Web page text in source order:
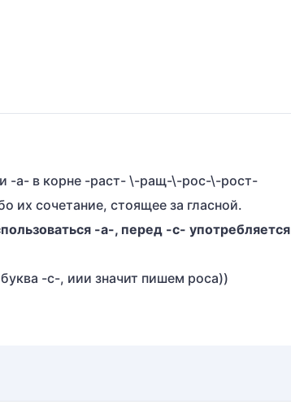
-а- в корне -раст- \-ращ-\-рос-\-рост-
их сочетание, стоящее за гласной.
-а-, перед -с- употребляется
-с-, иии значит пишем роса))